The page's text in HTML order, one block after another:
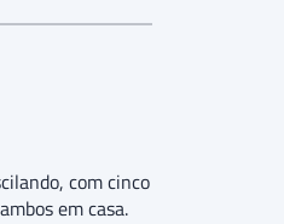
com cinco
em casa.